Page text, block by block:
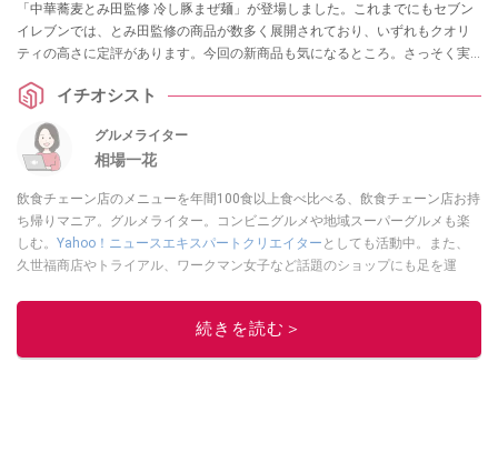
「中華蕎麦とみ田監修 冷し豚まぜ麺」が登場しました。これまでにもセブン
イレブンでは、とみ田監修の商品が数多く展開されており、いずれもクオリ
ティの高さに定評があります。今回の新商品も気になるところ。さっそく実
イチオシスト
グルメライター
相場一花
飲食チェーン店のメニューを年間100食以上食べ比べる、飲食チェーン店お持
ち帰りマニア。グルメライター。コンビニグルメや地域スーパーグルメも楽
しむ。 Yahoo！ニュースエキスパートクリエイター としても活動中。また、
久世福商店やトライアル、ワークマン女子など話題のショップにも足を運
「週刊プレイボーイ」、宝島社「おいしい！ シャトレーゼBOOK」などでグ
ルメライター、食の専門家として出演実績あり。
続きを読む＞